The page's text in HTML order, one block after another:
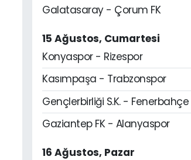
Galatasaray - Çorum FK
15 Ağustos, Cumartesi
Konyaspor - Rizespor
Kasımpaşa - Trabzonspor
Gençlerbirliği S.K. - Fenerbahçe
Gaziantep FK - Alanyaspor
16 Ağustos, Pazar